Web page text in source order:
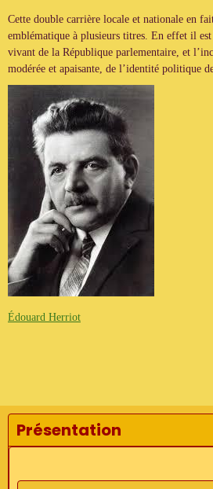
Cette double carrière locale et nationale en
emblématique à plusieurs titres. En effet il
vivant de la République parlementaire, et
modérée et apaisante, de l’identité politique
Édouard Herriot
Présentation